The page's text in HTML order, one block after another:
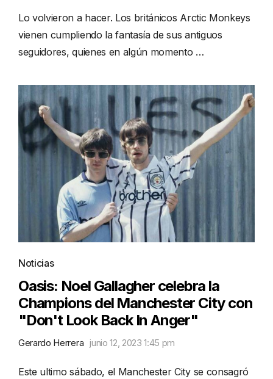
Lo volvieron a hacer. Los británicos Arctic Monkeys
vienen cumpliendo la fantasía de sus antiguos
seguidores, quienes en algún momento …
Noticias
Oasis: Noel Gallagher celebra la
Champions del Manchester City con
"Don't Look Back In Anger"
Gerardo Herrera junio 12, 2023 1:45 pm
Este ultimo sábado, el Manchester City se consagró